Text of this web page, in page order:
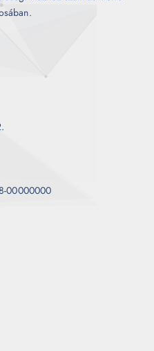
00000000